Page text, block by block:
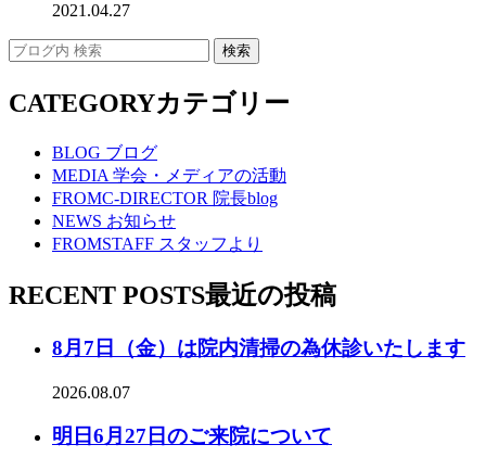
2021.04.27
CATEGORYカテゴリー
BLOG ブログ
MEDIA 学会・メディアの活動
FROMC-DIRECTOR 院長blog
NEWS お知らせ
FROMSTAFF スタッフより
RECENT POSTS最近の投稿
8月7日（金）は院内清掃の為休診いたします
2026.08.07
明日6月27日のご来院について